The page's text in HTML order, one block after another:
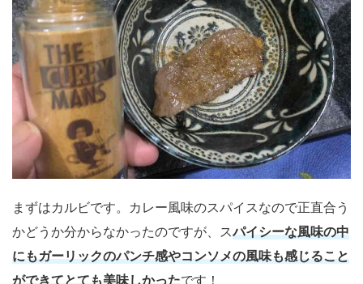
まずはカルビです。カレー風味のスパイスなので正直合う
かどうか分からなかったのですが、スパイシーな風味の中
にもガーリックのパンチ感やコンソメの風味も感じること
ができてとても美味しかったです！